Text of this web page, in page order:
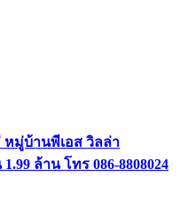
หมู่บ้านพีเอส วิลล่า
ล้าน โทร 086-8808024